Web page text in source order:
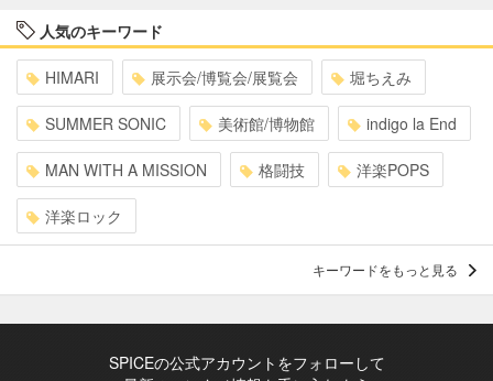
人気のキーワード
HIMARI 展示会/博覧会/展覧会 堀ちえみ
SUMMER SONIC 美術館/博物館 indigo la End
MAN WITH A MISSION 格闘技 洋楽POPS
洋楽ロック
キーワードをもっと見る
SPICEの公式アカウントをフォローして